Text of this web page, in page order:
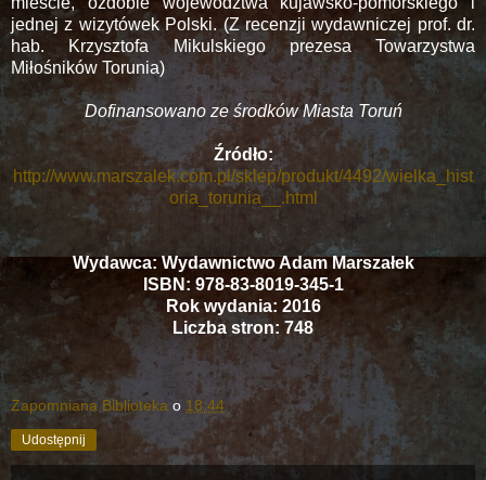
jednej z wizytówek Polski. (Z recenzji wydawniczej prof. dr.
hab. Krzysztofa Mikulskiego prezesa Towarzystwa
Miłośników Torunia)
Dofinansowano ze środków Miasta Toruń
Źródło:
http://www.marszalek.com.pl/sklep/produkt/4492/wielka_hist
oria_torunia__.html
Wydawca: Wydawnictwo Adam Marszałek
ISBN: 978-83-8019-345-1
Rok wydania: 2016
Liczba stron: 748
Zapomniana Biblioteka o 18:44
Udostępnij